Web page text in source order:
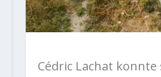
Cédric Lachat konnte